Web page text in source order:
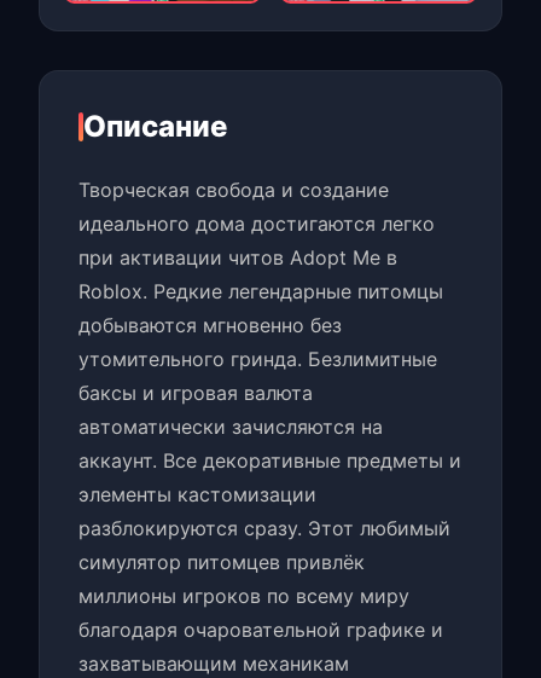
Описание
Творческая свобода и создание
идеального дома достигаются легко
при активации читов Adopt Me в
Roblox. Редкие легендарные питомцы
добываются мгновенно без
утомительного гринда. Безлимитные
баксы и игровая валюта
автоматически зачисляются на
аккаунт. Все декоративные предметы и
элементы кастомизации
разблокируются сразу. Этот любимый
симулятор питомцев привлёк
миллионы игроков по всему миру
благодаря очаровательной графике и
захватывающим механикам